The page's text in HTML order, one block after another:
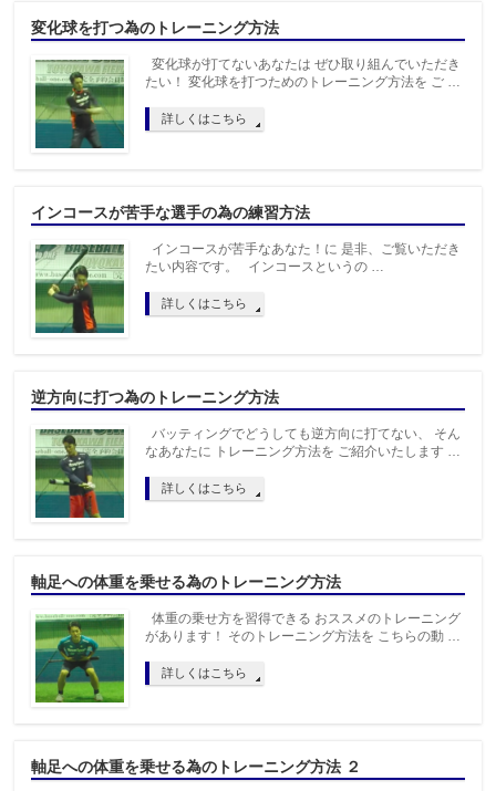
変化球を打つ為のトレーニング方法
変化球が打てないあなたは ぜひ取り組んでいただき
たい！ 変化球を打つためのトレーニング方法を ご …
詳しくはこちら
インコースが苦手な選手の為の練習方法
インコースが苦手なあなた！に 是非、ご覧いただき
たい内容です。 インコースというの …
詳しくはこちら
逆方向に打つ為のトレーニング方法
バッティングでどうしても逆方向に打てない、 そん
なあなたに トレーニング方法を ご紹介いたします …
詳しくはこちら
軸足への体重を乗せる為のトレーニング方法
体重の乗せ方を習得できる おススメのトレーニング
があります！ そのトレーニング方法を こちらの動 …
詳しくはこちら
軸足への体重を乗せる為のトレーニング方法 ２